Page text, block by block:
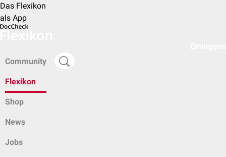
Das Flexikon
als App
Community
Flexikon
Shop
News
Jobs